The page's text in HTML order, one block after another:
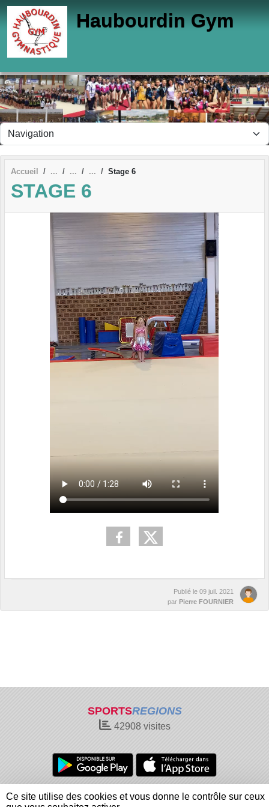
Haubourdin Gym
Accueil Stage 6
STAGE 6
Publié le 09 juil. 2021
par Pierre FOURNIER
SPORTSREGIONS
42908visites
Charte cookies
Gestion des cookies
Panneau de gestion des cookies
Ce site utilise des cookies et vous donne le contrôle sur ceux